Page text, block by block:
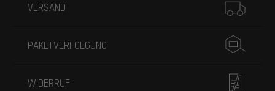
VERSAND
PAKETVERFOLGUNG
WIDERRUF